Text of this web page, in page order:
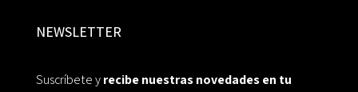
NEWSLETTER
Suscríbete yrecibe nuestras novedades en tu